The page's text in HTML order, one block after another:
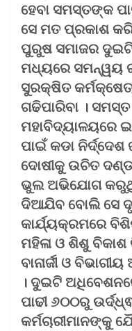
ହେବା ସମସ୍ତଙ୍କ
ସେ ମତ ପ୍ରକାଶ
ପୁରୁଷ ସମାଜର
ମଧ୍ୟରେ ସମନ୍ୱୟ
ସୁରକ୍ଷିତ
ଗଢିପାରିବା ।
ମହାବିଦ୍ୟାଳୟରେ
ପାଇଁ କଡା ନିର୍ଦ୍ଦେଶ
ଦୋଷୀକୁ ଉଚିତ
ଭୁଲ ଅଭିଯୋଗ
ଦିଆଯିବ ବୋଲି ସେ
କାର୍ଯ୍ୟକ୍ରମରେ
ମହିଳା ଓ ଶିଶୁ ବିକାଶ
ବାନାର୍ଜୀ ଓ
। ଦୁଇଟି
ପାଢୀ ୬୦୦ରୁ
କର୍ମଚାରୀମାନଙ୍କୁ